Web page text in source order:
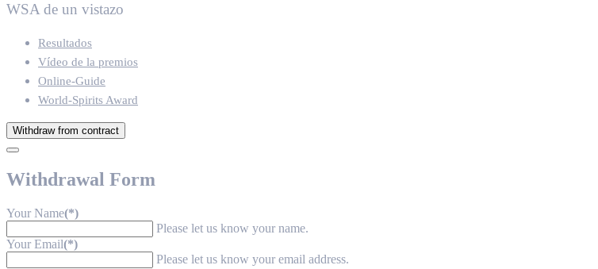
WSA de un vistazo
Resultados
Vídeo de la premios
Online-Guide
World-Spirits Award
Withdraw from contract
Withdrawal Form
Your Name(*)
Please let us know your name.
Your Email(*)
Please let us know your email address.